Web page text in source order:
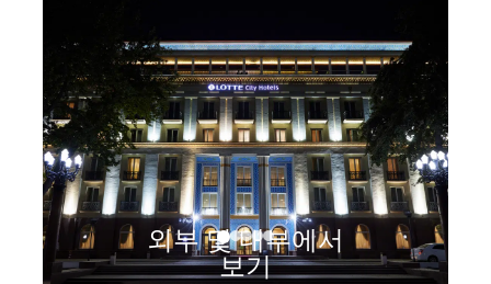
외부 및 내부에서
보기